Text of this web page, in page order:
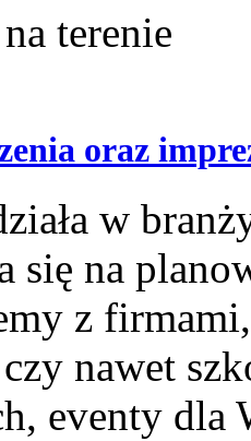
oraz
w
się na
z
nawet
eventy dla